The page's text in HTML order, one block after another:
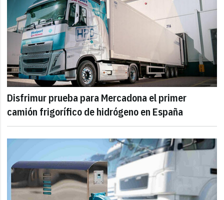
Disfrimur prueba para Mercadona el primer
camión frigorífico de hidrógeno en España